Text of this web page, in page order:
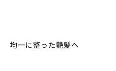
均一に整った艶髪へ